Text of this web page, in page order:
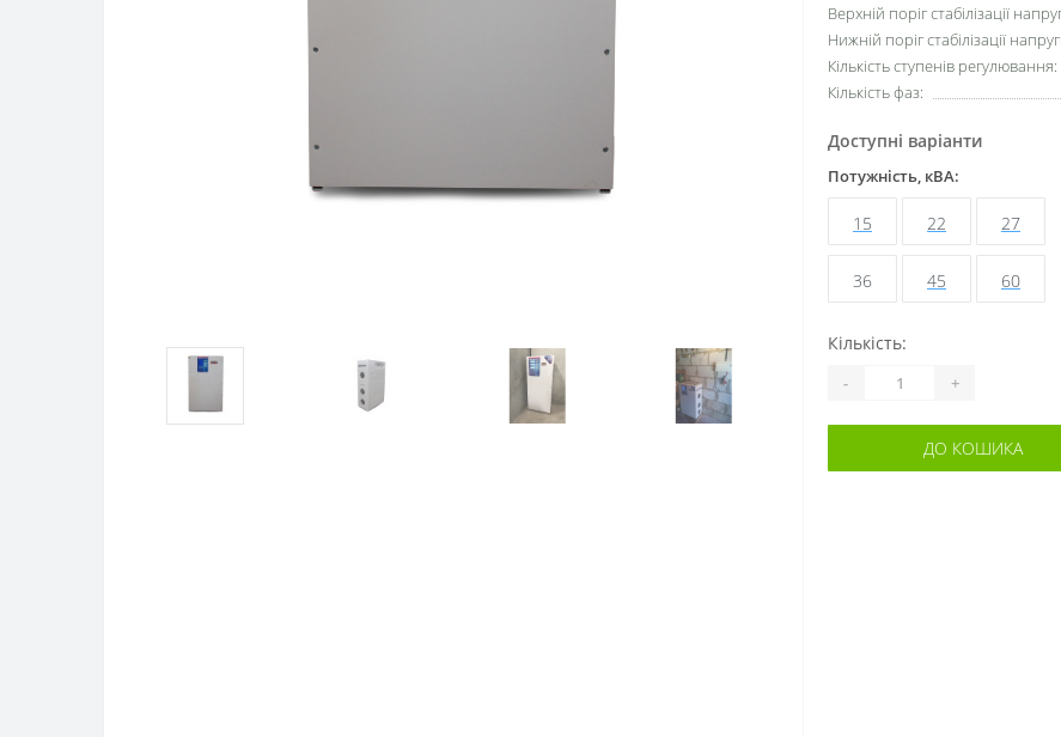
Верхній поріг стабілізації
Нижній поріг стабілізації
Кількість ступенів регулювання:
Кількість фаз:
Доступні варіанти
Потужність, кВА:
15 22 27
36 45 60
Кількість:
- +
ДО КОШИКА